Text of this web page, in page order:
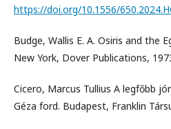
https://doi.org/10.1556/
Budge, Wallis E. A. Osiris and the
New York, Dover Publications,
Cicero, Marcus Tullius A legfőbb
Géza ford. Budapest, Franklin